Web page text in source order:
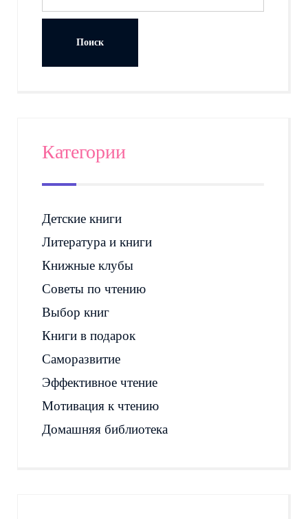
Категории
Детские книги
Литература и книги
Книжные клубы
Советы по чтению
Выбор книг
Книги в подарок
Саморазвитие
Эффективное чтение
Мотивация к чтению
Домашняя библиотека